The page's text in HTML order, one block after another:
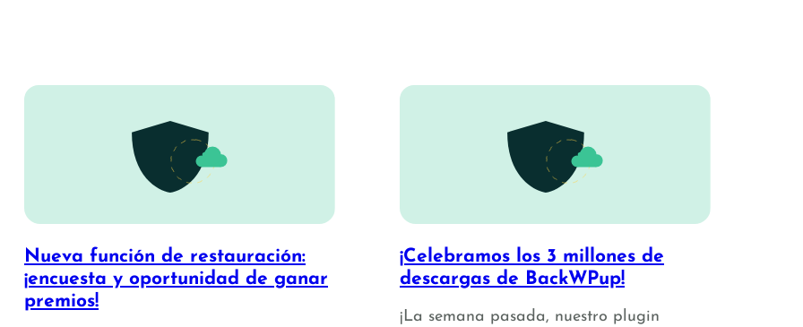
Nueva función de restauración:
¡encuesta y oportunidad de ganar
premios!
¡Celebramos los 3 millones de
descargas de BackWPup!
¡La semana pasada, nuestro plugin